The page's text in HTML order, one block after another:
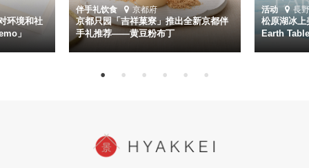
环境和社
」
伴手礼饮食 京都府
京都只园「吉祥菓寮」推出全新京都伴
手礼推荐——黄豆粉布丁
活动 長
松原湖冰
Earth